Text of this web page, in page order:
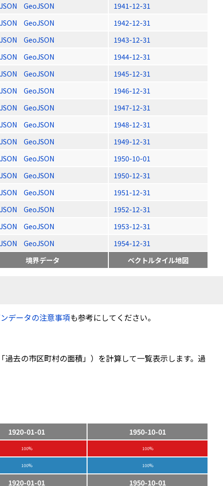
GeoJSON
1941-12-31
GeoJSON
1942-12-31
GeoJSON
1943-12-31
GeoJSON
1944-12-31
GeoJSON
1945-12-31
GeoJSON
1946-12-31
GeoJSON
1947-12-31
GeoJSON
1948-12-31
GeoJSON
1949-12-31
GeoJSON
1950-10-01
GeoJSON
1950-12-31
GeoJSON
1951-12-31
GeoJSON
1952-12-31
GeoJSON
1953-12-31
GeoJSON
1954-12-31
境界データ ベクトルタイル地図
データの注意事項も参考にしてください。
去の市区町村の面積」）を計算して一覧表示します。過
1920-01-01
1950-10-01
100% 100%
100% 100%
1920-01-01 1950-10-01